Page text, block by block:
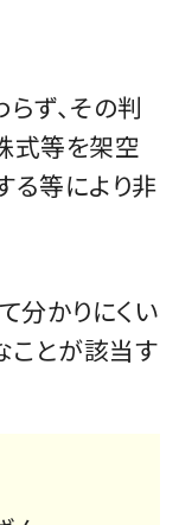
ず、その判
式等を架空
る等により非
分かりにくい
ことが該当す